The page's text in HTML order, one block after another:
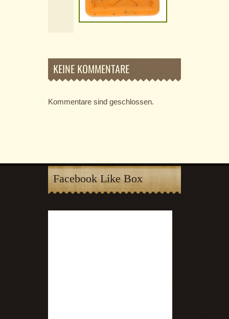
KEINE KOMMENTARE
Kommentare sind geschlossen.
Facebook Like Box